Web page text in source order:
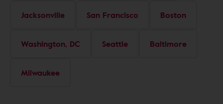
Jacksonville San Francisco Boston
Washington, DC Seattle Baltimore
Milwaukee